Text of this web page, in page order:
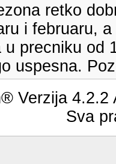
retko
i februaru,
u precniku od
uspesna.
Verzija
Sva